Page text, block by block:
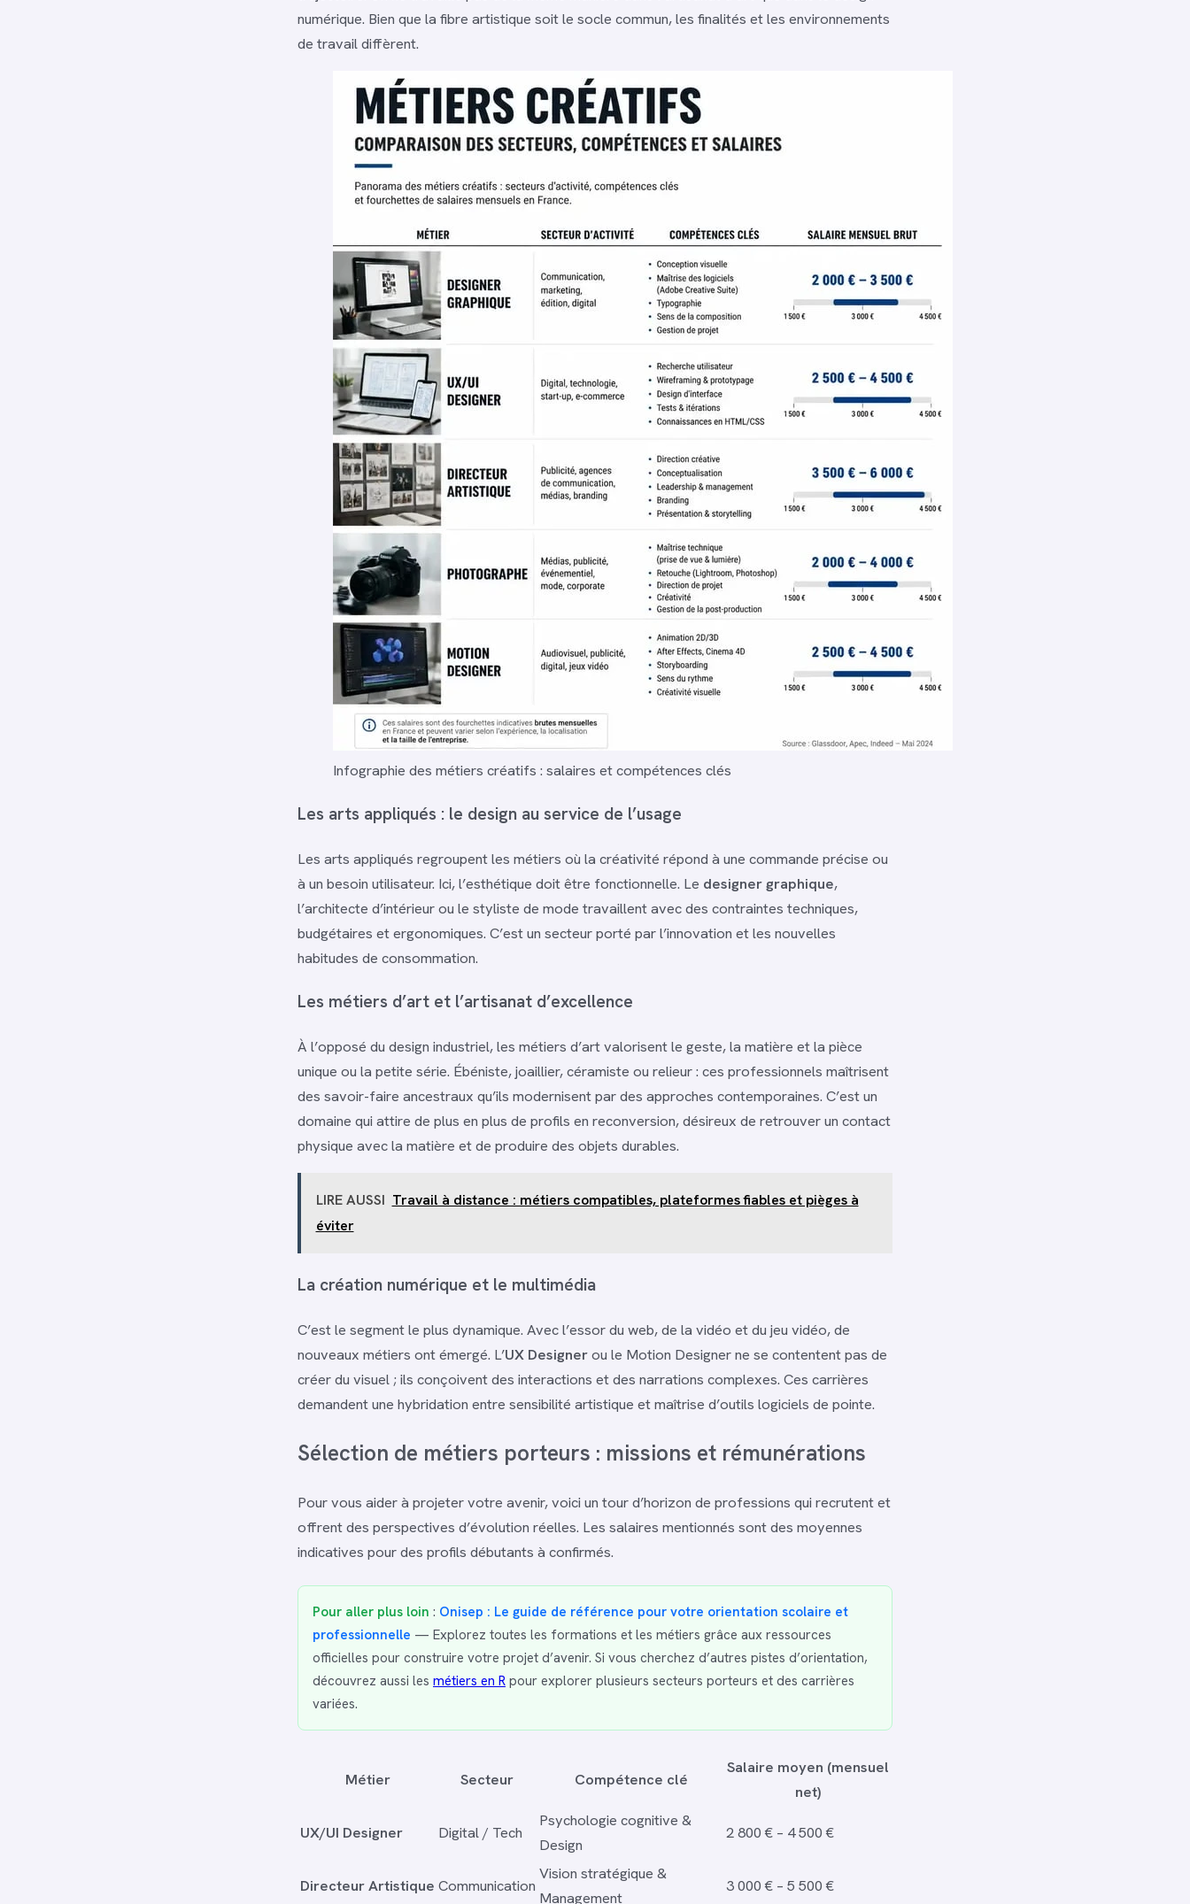
numérique. Bien que la fibre artistique soit le socle commun, les finalités et les environnements
de travail diffèrent.
Infographie des métiers créatifs : salaires et compétences clés
Les arts appliqués : le design au service de l’usage
Les arts appliqués regroupent les métiers où la créativité répond à une commande précise ou
à un besoin utilisateur. Ici, l’esthétique doit être fonctionnelle. Le designer graphique,
l’architecte d’intérieur ou le styliste de mode travaillent avec des contraintes techniques,
budgétaires et ergonomiques. C’est un secteur porté par l’innovation et les nouvelles
habitudes de consommation.
Les métiers d’art et l’artisanat d’excellence
À l’opposé du design industriel, les métiers d’art valorisent le geste, la matière et la pièce
unique ou la petite série. Ébéniste, joaillier, céramiste ou relieur : ces professionnels maîtrisent
des savoir-faire ancestraux qu’ils modernisent par des approches contemporaines. C’est un
domaine qui attire de plus en plus de profils en reconversion, désireux de retrouver un contact
physique avec la matière et de produire des objets durables.
LIRE AUSSI Travail à distance : métiers compatibles, plateformes fiables et pièges à
éviter
La création numérique et le multimédia
C’est le segment le plus dynamique. Avec l’essor du web, de la vidéo et du jeu vidéo, de
nouveaux métiers ont émergé. L’UX Designerou le Motion Designer ne se contentent pas de
créer du visuel ; ils conçoivent des interactions et des narrations complexes. Ces carrières
demandent une hybridation entre sensibilité artistique et maîtrise d’outils logiciels de pointe.
Sélection de métiers porteurs : missions et rémunérations
Pour vous aider à projeter votre avenir, voici un tour d’horizon de professions qui recrutent et
offrent des perspectives d’évolution réelles. Les salaires mentionnés sont des moyennes
indicatives pour des profils débutants à confirmés.
Pour aller plus loin : Onisep : Le guide de référence pour votre orientation scolaire et
professionnelle — Explorez toutes les formations et les métiers grâce aux ressources
officielles pour construire votre projet d’avenir. Si vous cherchez d’autres pistes d’orientation,
découvrez aussi les métiers en R pour explorer plusieurs secteurs porteurs et des carrières
variées.
Métier Secteur Compétence clé
Salaire moyen (mensuel
net)
UX/UI Designer Digital / Tech
Psychologie cognitive &
Design
2 800 € – 4 500 €
Directeur Artistique Communication
Vision stratégique &
Management
3 000 € – 5 500 €